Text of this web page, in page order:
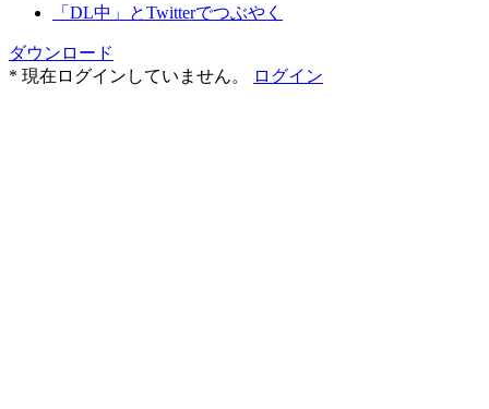
「DL中」とTwitterでつぶやく
ダウンロード
* 現在ログインしていません。
ログイン